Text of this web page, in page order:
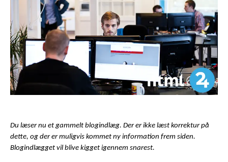
Du læser nu et gammelt blogindlæg. Der er ikke læst korrektur på
dette, og der er muligvis kommet ny information frem siden.
Blogindlægget vil blive kigget igennem snarest.